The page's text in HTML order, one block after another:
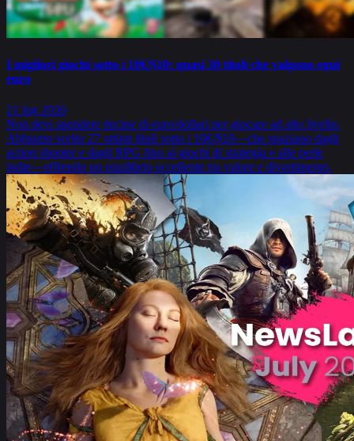
I migliori giochi sotto i 10€/$10: quasi 30 titoli che valgono ogni
euro
21 lug 2026
Non devi spendere decine di euro/dollari per giocare ad alto livello.
Abbiamo scelto 27 ottimi titoli sotto i 10€/$10—che spaziano dagli
action shooter e dagli RPG fino ai giochi di strategia e alle perle
indie—offrendo un equilibrio eccellente tra valore e divertimento.